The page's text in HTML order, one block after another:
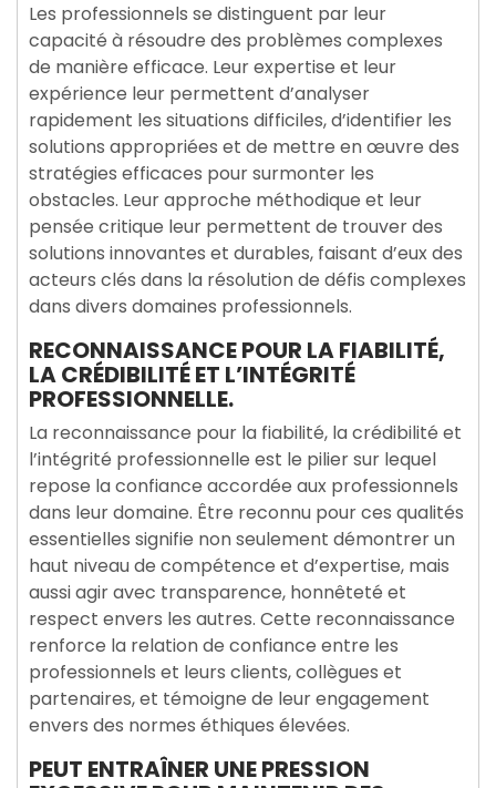
Les professionnels se distinguent par leur
capacité à résoudre des problèmes complexes
de manière efficace. Leur expertise et leur
expérience leur permettent d’analyser
rapidement les situations difficiles, d’identifier les
solutions appropriées et de mettre en œuvre des
stratégies efficaces pour surmonter les
obstacles. Leur approche méthodique et leur
pensée critique leur permettent de trouver des
solutions innovantes et durables, faisant d’eux des
acteurs clés dans la résolution de défis complexes
dans divers domaines professionnels.
RECONNAISSANCE POUR LA FIABILITÉ,
LA CRÉDIBILITÉ ET L’INTÉGRITÉ
PROFESSIONNELLE.
La reconnaissance pour la fiabilité, la crédibilité et
l’intégrité professionnelle est le pilier sur lequel
repose la confiance accordée aux professionnels
dans leur domaine. Être reconnu pour ces qualités
essentielles signifie non seulement démontrer un
haut niveau de compétence et d’expertise, mais
aussi agir avec transparence, honnêteté et
respect envers les autres. Cette reconnaissance
renforce la relation de confiance entre les
professionnels et leurs clients, collègues et
partenaires, et témoigne de leur engagement
envers des normes éthiques élevées.
PEUT ENTRAÎNER UNE PRESSION